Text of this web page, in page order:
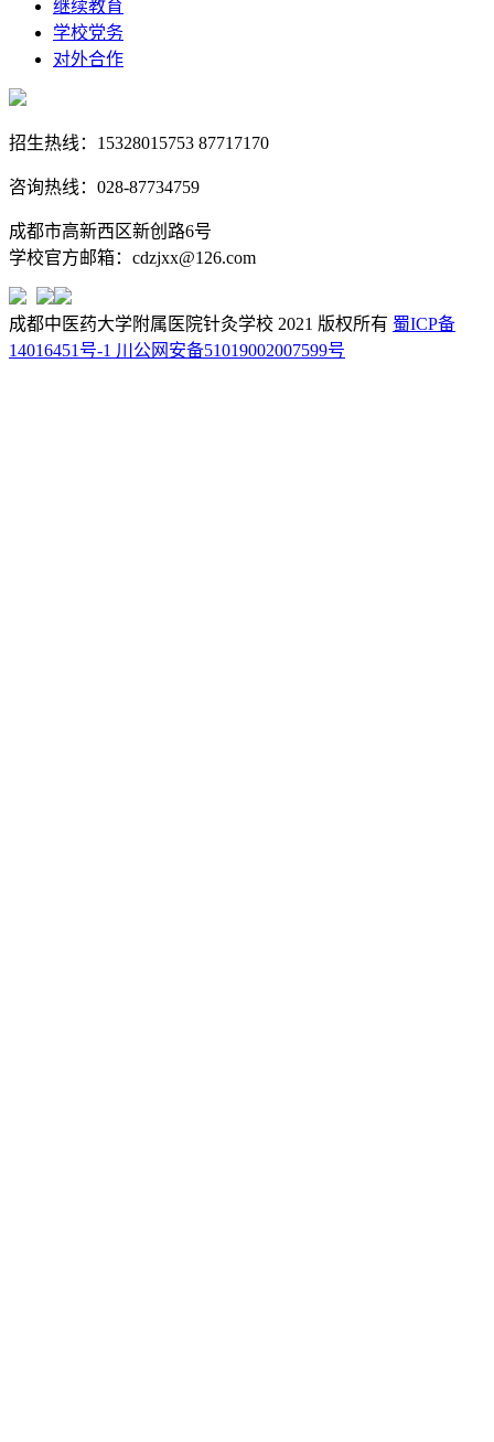
继续教育
学校党务
对外合作
招生热线：15328015753 87717170
咨询热线：028-87734759
成都市高新西区新创路6号
学校官方邮箱：cdzjxx@126.com
成都中医药大学附属医院针灸学校 2021 版权所有 蜀ICP备
14016451号-1 川公网安备51019002007599号